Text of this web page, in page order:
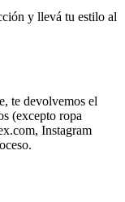
y llevá tu estilo al
te devolvemos el
(excepto ropa
Instagram